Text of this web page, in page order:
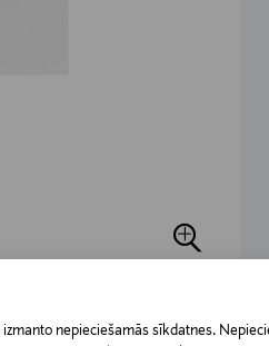
nepieciešamās sīkdatnes.